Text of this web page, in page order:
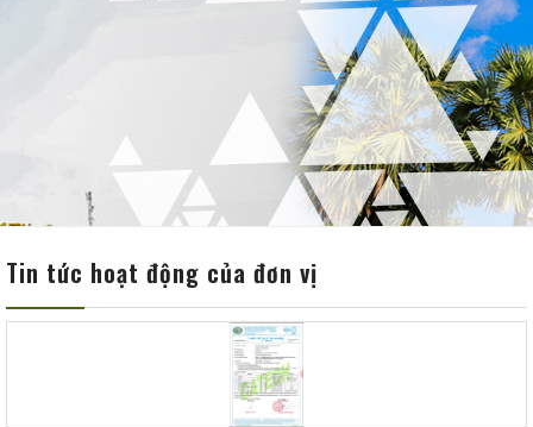
ĐỐI TÁC - KHÁCH HÀNG
SƠ ĐỒ TỔ CHỨC
Tin tức hoạt động của đơn vị